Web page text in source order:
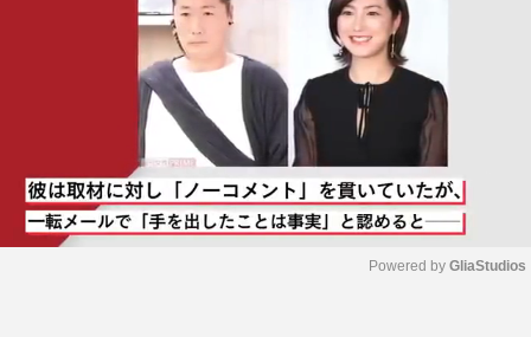
Powered by GliaStudios